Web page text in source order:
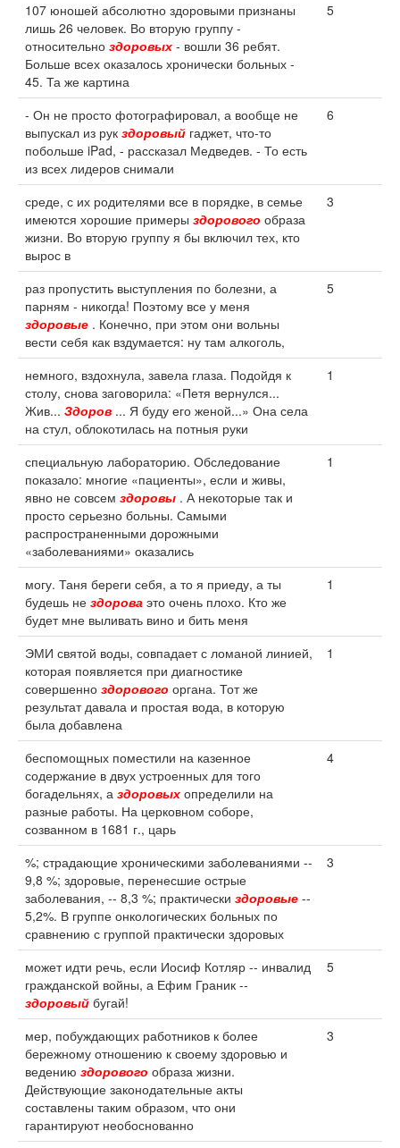
107 юношей абсолютно здоровыми признаны
лишь 26 человек. Во вторую группу -
относительно здоровых - вошли 36 ребят.
Больше всех оказалось хронически больных -
45. Та же картина
5
- Он не просто фотографировал, а вообще не
выпускал из рук здоровый гаджет, что-то
побольше iPad, - рассказал Медведев. - То есть
из всех лидеров снимали
6
среде, с их родителями все в порядке, в семье
имеются хорошие примеры здорового образа
жизни. Во вторую группу я бы включил тех, кто
вырос в
3
раз пропустить выступления по болезни, а
парням - никогда! Поэтому все у меня
здоровые . Конечно, при этом они вольны
вести себя как вздумается: ну там алкоголь,
5
немного, вздохнула, завела глаза. Подойдя к
столу, снова заговорила: «Петя вернулся...
Жив... Здоров ... Я буду его женой...» Она села
на стул, облокотилась на потныя руки
1
специальную лабораторию. Обследование
показало: многие «пациенты», если и живы,
явно не совсем здоровы . А некоторые так и
просто серьезно больны. Самыми
распространенными дорожными
«заболеваниями» оказались
1
могу. Таня береги себя, а то я приеду, а ты
будешь не здорова это очень плохо. Кто же
будет мне выливать вино и бить меня
1
ЭМИ святой воды, совпадает с ломаной линией,
которая появляется при диагностике
совершенно здорового органа. Тот же
результат давала и простая вода, в которую
была добавлена
1
беспомощных поместили на казенное
содержание в двух устроенных для того
богадельнях, а здоровых определили на
разные работы. На церковном соборе,
созванном в 1681 г., царь
4
%; страдающие хроническими заболеваниями --
9,8 %; здоровые, перенесшие острые
заболевания, -- 8,3 %; практически здоровые --
5,2%. В группе онкологических больных по
сравнению с группой практически здоровых
3
может идти речь, если Иосиф Котляр -- инвалид
гражданской войны, а Ефим Граник --
здоровый бугай!
5
мер, побуждающих работников к более
бережному отношению к своему здоровью и
ведению здорового образа жизни.
Действующие законодательные акты
составлены таким образом, что они
гарантируют необоснованно
3